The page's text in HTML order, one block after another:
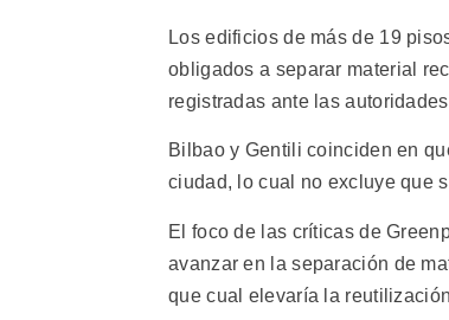
Los edificios de más de 19
obligados a separar material
registradas ante las
Bilbao y Gentili coinciden en
ciudad, lo cual no excluye que
El foco de las críticas de
avanzar en la separación de
que cual elevaría la